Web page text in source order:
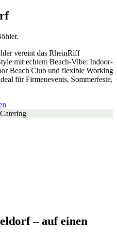
vereint das RheinRiff
mit echtem Beach-Vibe: Indoor-
Beach Club und flexible Working
für Firmenevents, Sommerfeste,
– auf einen